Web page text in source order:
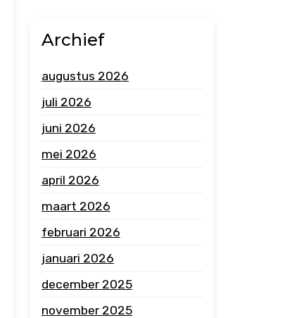
Archief
augustus 2026
juli 2026
juni 2026
mei 2026
april 2026
maart 2026
februari 2026
januari 2026
december 2025
november 2025